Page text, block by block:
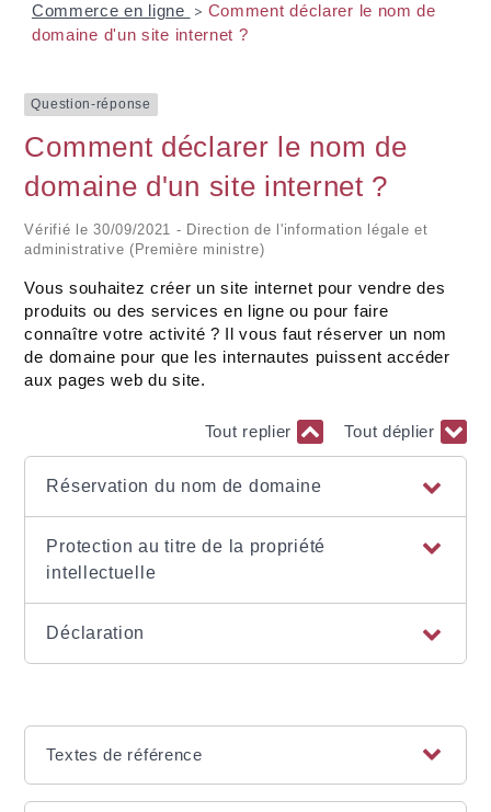
Commerce en ligne > Comment déclarer le nom de
domaine d'un site internet ?
Question-réponse
Comment déclarer le nom de
domaine d'un site internet ?
Vérifié le 30/09/2021 - Direction de l'information légale et
administrative (Première ministre)
Vous souhaitez créer un site internet pour vendre des
produits ou des services en ligne ou pour faire
connaître votre activité ? Il vous faut réserver un nom
de domaine pour que les internautes puissent accéder
aux pages web du site.
Tout replier Tout déplier
Réservation du nom de domaine
Protection au titre de la propriété
intellectuelle
Déclaration
Textes de référence